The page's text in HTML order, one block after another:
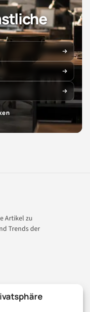
Artikel zu
Trends der